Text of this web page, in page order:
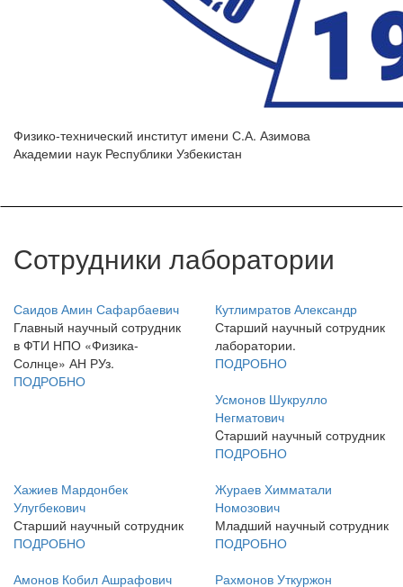
Физико-технический институт имени С.А. Азимова
Академии наук Республики Узбекистан
Сотрудники лаборатории
Саидов Амин Сафарбаевич
Главный научный сотрудник
в ФТИ НПО «Физика-
Солнце» АН РУз.
ПОДРОБНО
Кутлимратов Александр
Старший научный сотрудник
лаборатории.
ПОДРОБНО
Усмонов Шукрулло
Негматович
Cтарший научный сотрудник
ПОДРОБНО
Хажиев Мардонбек
Улугбекович
Старший научный сотрудник
ПОДРОБНО
Жураев Химматали
Номозович
Младший научный сотрудник
ПОДРОБНО
Амонов Кобил Ашрафович
Рахмонов Уткуржон